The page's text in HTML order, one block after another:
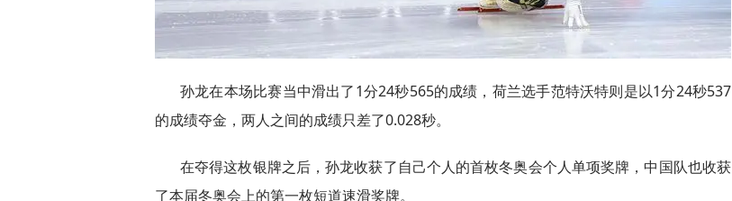
孙龙在本场比赛当中滑出了1分24秒565的成绩，荷兰选手范特沃特则是以1分24秒537
的成绩夺金，两人之间的成绩只差了0.028秒。
在夺得这枚银牌之后，孙龙收获了自己个人的首枚冬奥会个人单项奖牌，中国队也收获
了本届冬奥会上的第一枚短道速滑奖牌。